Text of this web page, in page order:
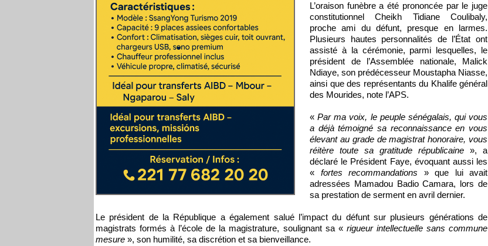
L’oraison funèbre a été prononcée par le juge
constitutionnel Cheikh Tidiane Coulibaly,
proche ami du défunt, presque en larmes.
Plusieurs hautes personnalités de l’État ont
assisté à la cérémonie, parmi lesquelles, le
président de l’Assemblée nationale, Malick
Ndiaye, son prédécesseur Moustapha Niasse,
ainsi que des représentants du Khalife général
des Mourides, note l’APS.
«Par ma voix, le peuple sénégalais, qui vous
a déjà témoigné sa reconnaissance en vous
élevant au grade de magistrat honoraire, vous
réitère toute sa gratitude républicaine », a
déclaré le Président Faye, évoquant aussi les
« fortes recommandations » que lui avait
adressées Mamadou Badio Camara, lors de
sa prestation de serment en avril dernier.
Le président de la République a également salué l’impact du défunt sur plusieurs générations de
magistrats formés à l’école de la magistrature, soulignant sa « rigueur intellectuelle sans commune
mesure », son humilité, sa discrétion et sa bienveillance.